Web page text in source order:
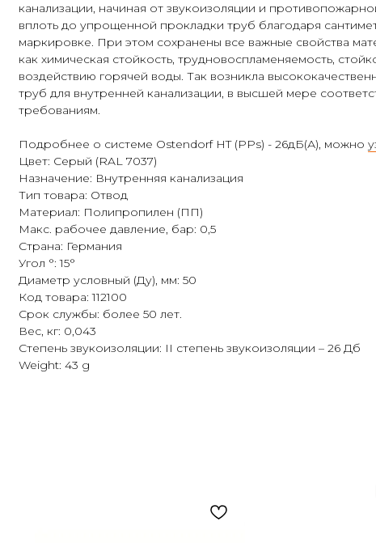
канализации, начиная от звукоизоляции и
вплоть до упрощенной прокладки труб благодаря
маркировке. При этом сохранены все важные свойства
как химическая стойкость, трудновоспламеняемость,
воздействию горячей воды. Так возникла
труб для внутренней канализации, в высшей мере
требованиям.
Подробнее о системе Ostendorf HT (PPs) - 26дБ(А), можно
Цвет: Серый (RAL 7037)
Назначение: Внутренняя канализация
Тип товара: Отвод
Материал: Полипропилен (ПП)
Макс. рабочее давление, бар: 0,5
Страна: Германия
Угол °: 15°
Диаметр условный (Ду), мм: 50
Код товара: 112100
Срок службы: более 50 лет.
Вес, кг: 0,043
Степень звукоизоляции: II степень звукоизоляции – 26 Дб
Weight: 43 g